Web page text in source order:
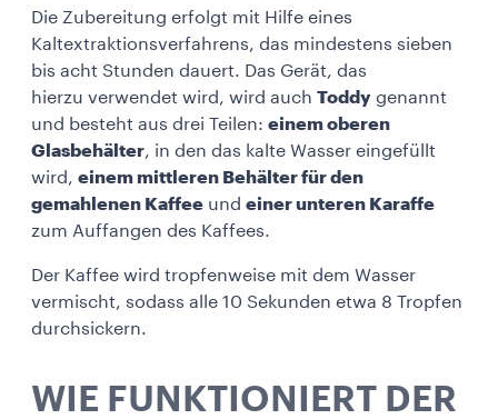
Die Zubereitung erfolgt mit Hilfe eines
Kaltextraktionsverfahrens, das mindestens sieben
bis acht Stunden dauert. Das Gerät, das
hierzu verwendet wird, wird auch Toddy genannt
und besteht aus drei Teilen: einem oberen
Glasbehälter, in den das kalte Wasser eingefüllt
wird, einem mittleren Behälter für den
gemahlenen Kaffee und einer unteren Karaffe
zum Auffangen des Kaffees.
Der Kaffee wird tropfenweise mit dem Wasser
vermischt, sodass alle 10 Sekunden etwa 8 Tropfen
durchsickern.
WIE FUNKTIONIERT DER